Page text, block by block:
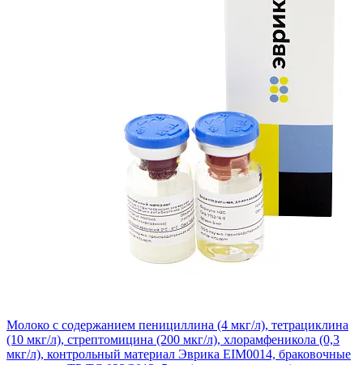
Молоко с содержанием пенициллина (4 мкг/л), тетрациклина
(10 мкг/л), стрептомицина (200 мкг/л), хлорамфеникола (0,3
мкг/л), контрольный материал Эврика EIM0014, браковочные